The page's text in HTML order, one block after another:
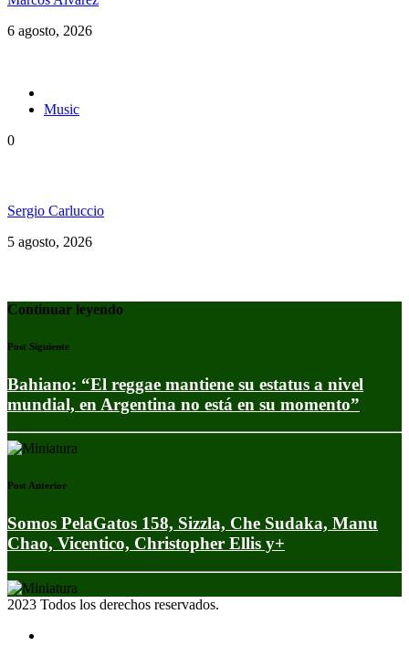
6 agosto, 2026
Music
0
Sergio Carluccio
5 agosto, 2026
Continuar leyendo
Post Siguiente
Bahiano: “El reggae mantiene su estatus a nivel
mundial, en Argentina no está en su momento”
Post Anterior
Somos PelaGatos 158, Sizzla, Che Sudaka, Manu
Chao, Vicentico, Christopher Ellis y+
2023 Todos los derechos reservados.